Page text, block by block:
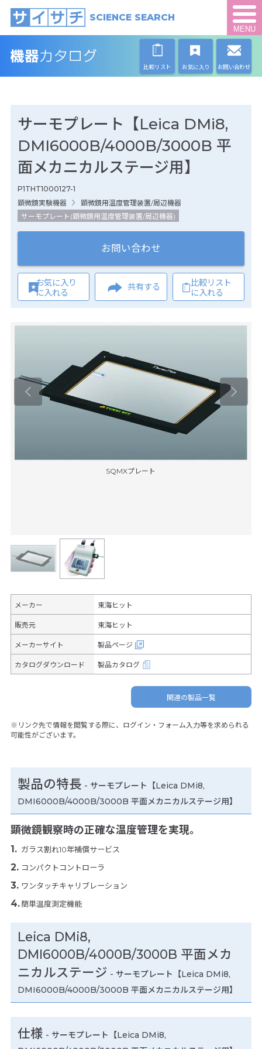
SCIENCE SEARCH
MENU
比較リスト お気に入り お問い合わせ
サーモプレート【Leica DMi8,
DMI6000B/4000B/3000B 平
面メカニカルステージ用】
P1THT1000127-1
顕微鏡実験機器
顕微鏡用温度管理装置/周辺機器
サーモプレート(顕微鏡用温度管理装置/周辺機器)
お問い合わせ
お気に入り
に入れる
共有する
比較リスト
に入れる
SQMXプレート
メーカー 東海ヒット
販売元 東海ヒット
メーカーサイト 製品ページ
カタログダウンロード 製品カタログ
関連の製品一覧
※リンク先で情報を閲覧する際に、ログイン・フォーム入力等を求められる
可能性がございます。
製品の特長 - サーモプレート【Leica DMi8,
DMI6000B/4000B/3000B 平面メカニカルステージ用】
顕微鏡観察時の正確な温度管理を実現。
ガラス割れ10年補償サービス
コンパクトコントローラ
ワンタッチキャリブレーション
簡単温度測定機能
Leica DMi8,
DMI6000B/4000B/3000B 平面メカ
ニカルステージ - サーモプレート【Leica DMi8,
DMI6000B/4000B/3000B 平面メカニカルステージ用】
仕様 - サーモプレート【Leica DMi8,